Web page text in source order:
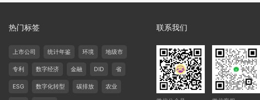
热门标签
上市公司 统计年鉴 环境 地级市
专利 数字经济 金融 DID 省
ESG 数字化转型 碳排放 农业
联系我们